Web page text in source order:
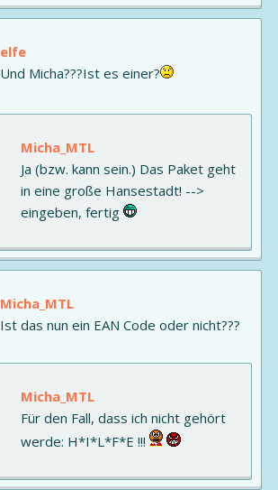
elfe
Und Micha???Ist es einer?
Micha_MTL
Ja (bzw. kann sein.) Das Paket geht
in eine große Hansestadt! -->
eingeben, fertig
Micha_MTL
Ist das nun ein EAN Code oder nicht???
Micha_MTL
Für den Fall, dass ich nicht gehört
werde: H*I*L*F*E !!!